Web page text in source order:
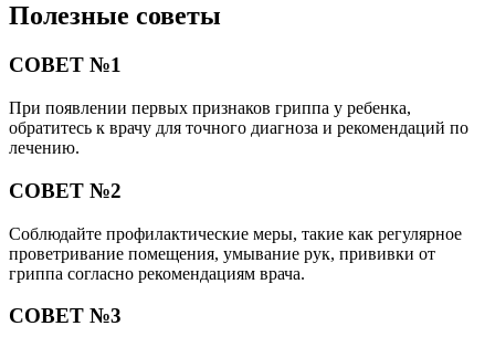
Полезные советы
СОВЕТ №1
При появлении первых признаков гриппа у ребенка,
обратитесь к врачу для точного диагноза и рекомендаций по
лечению.
СОВЕТ №2
Соблюдайте профилактические меры, такие как регулярное
проветривание помещения, умывание рук, прививки от
гриппа согласно рекомендациям врача.
СОВЕТ №3